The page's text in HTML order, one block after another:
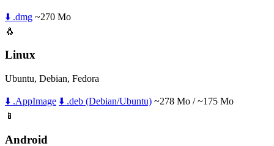
⬇️ .dmg ~270 Mo
🐧
Linux
Ubuntu, Debian, Fedora
⬇️ .AppImage ⬇️ .deb (Debian/Ubuntu) ~278 Mo / ~175 Mo
📱
Android